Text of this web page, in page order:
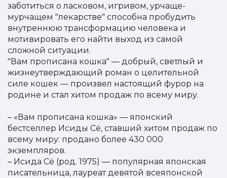
заботиться о ласковом, игривом, урчаще-
мурчащем "лекарстве" способна пробудить
внутреннюю трансформацию человека и
мотивировать его найти выход из самой
сложной ситуации.
"Вам прописана кошка" — добрый, светлый и
жизнеутверждающий роман о целительной
силе кошек — произвел настоящий фурор на
родине и стал хитом продаж по всему миру.
– «Вам прописана кошка» — японский
бестселлер Исиды Сё, ставший хитом продаж по
всему миру: продано более 430 000
экземпляров.
– Исида Сё (род. 1975) — популярная японская
писательница, лауреат девятой всеяпонской